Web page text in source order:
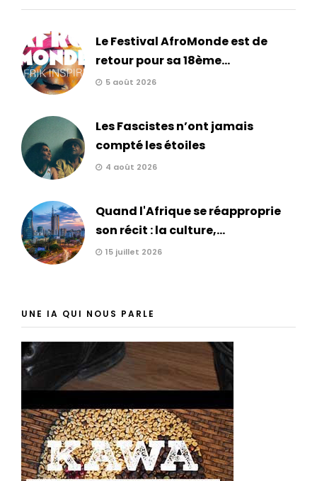
Le Festival AfroMonde est de
retour pour sa 18ème...
5 août 2026
Les Fascistes n’ont jamais
compté les étoiles
4 août 2026
Quand l'Afrique se réapproprie
son récit : la culture,...
15 juillet 2026
UNE IA QUI NOUS PARLE